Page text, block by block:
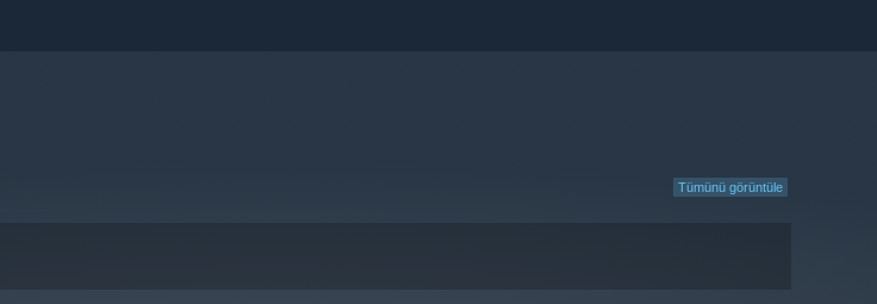
Tümünü görüntüle